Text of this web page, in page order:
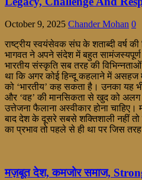
October 9, 2025 Chander Mohan 0
राष्ट्रीय स्वयंसेवक संघ के शताब्दी वर्ष
भागवत ने अपने संदेश में बहुत सामंजस्यपूर्ण
भारतीय संस्कृति सब तरह की
था कि अगर कोई हिन्दू कहलाने में
को ‘भारतीय’ कह सकता है। उनका यह
और ‘वह’ की मानसिकता से खुद को
उत्तेजना फैलाना अस्वीकार होना चाहिए।
बाद देश के दूसरे सबसे शक्तिशाली नहीं
का प्रभाव तो पहले से ही था पर जिस
मज़बूत देश, कमजोर समाज,